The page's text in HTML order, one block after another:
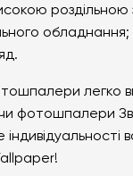
роздільною
обладнання;
легко
фотошпалери